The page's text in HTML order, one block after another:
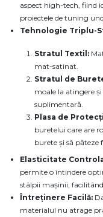
aspect high-tech, fiind
proiectele de tuning
Tehnologie Triplu-
Stratul Textil:
mat-satinat.
Stratul de
moale la atingere
suplimentară.
Plasa de
buretelui care are
burete și să
Elasticitate
permite o întindere
stâlpii mașinii,
Întreținere Facilă:
materialul nu atrage